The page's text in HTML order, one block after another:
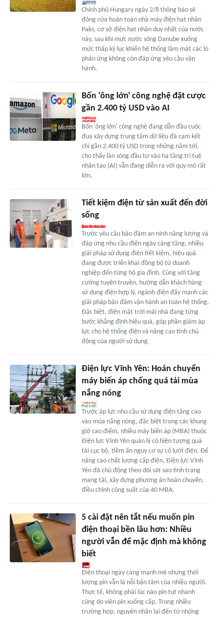
Chính phủ Hungary ngày 2/8 thông báo sẽ
đóng cửa hoàn toàn nhà máy điện hạt nhân
Paks, cơ sở điện hạt nhân duy nhất của nước
này, sau khi mực nước sông Danube xuống
mức thấp kỷ lục khiến hệ thống làm mát các lò
phản ứng không còn đáp ứng yêu cầu vận
hành.
Bốn 'ông lớn' công nghệ đặt cược
gần 2.400 tỷ USD vào AI
Bốn 'ông lớn' công nghệ đang dẫn đầu cuộc
đua xây dựng trung tâm dữ liệu đã cam kết
chi gần 2.400 tỷ USD trong những năm tới,
cho thấy làn sóng đầu tư vào hạ tầng trí tuệ
nhân tạo (AI) vẫn đang diễn ra với quy mô rất
lớn.
Tiết kiệm điện từ sản xuất đến đời
sống
Trước yêu cầu bảo đảm an ninh năng lượng và
đáp ứng nhu cầu điện ngày càng tăng, nhiều
giải pháp sử dụng điện tiết kiệm, hiệu quả
đang được triển khai đồng bộ từ doanh
nghiệp đến từng hộ gia đình. Cùng với tăng
cường tuyên truyền, hướng dẫn khách hàng
sử dụng điện hợp lý, ngành điện đẩy mạnh các
giải pháp bảo đảm vận hành an toàn hệ thống.
Đặc biệt, điện mặt trời mái nhà đang từng
bước khẳng định hiệu quả, góp phần giảm áp
lực cho hệ thống điện và nâng cao tính chủ
động của người sử dụng.
Điện lực Vĩnh Yên: Hoán chuyển
máy biến áp chống quá tải mùa
nắng nóng
Trước áp lực nhu cầu sử dụng điện tăng cao
vào mùa nắng nóng, đặc biệt trong các khung
giờ cao điểm, nhiều máy biến áp (MBA) thuộc
Điện lực Vĩnh Yên quản lý có hiện tượng quá
tải cục bộ, tiềm ẩn nguy cơ sự cố lưới điện. Để
nâng cao chất lượng cấp điện, Điện lực Vĩnh
Yên đã chủ động theo dõi sát sao tình trạng
mang tải, xây dựng phương án hoán chuyển,
điều chỉnh công suất của 40 MBA.
5 cài đặt nên tắt nếu muốn pin
điện thoại bền lâu hơn: Nhiều
người vẫn để mặc định mà không
biết
Điện thoại ngày càng mạnh mẽ nhưng thời
lượng pin vẫn là nỗi bận tâm của nhiều người.
Thực tế, không phải lúc nào pin tụt nhanh
cũng do viên pin xuống cấp. Trong nhiều
trường hợp, nguyên nhân lại đến từ những